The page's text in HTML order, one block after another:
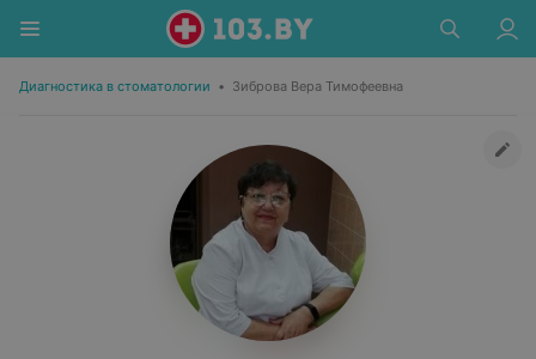
Диагностика в стоматологии • Зиброва Вера Тимофеевна